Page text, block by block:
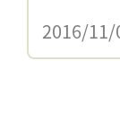
2016/11/